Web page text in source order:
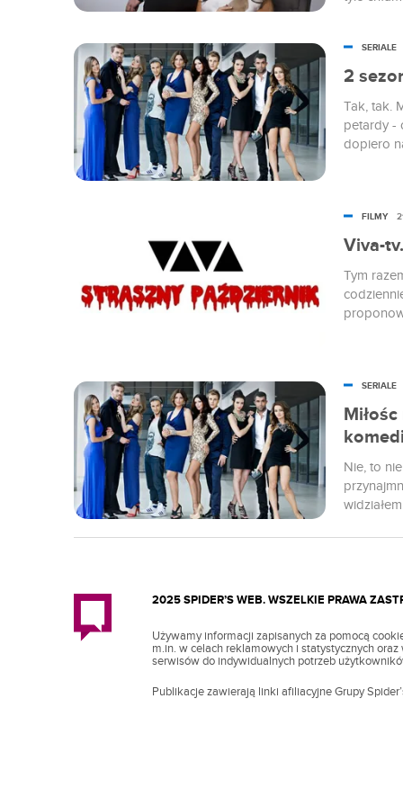
innym jak
zdjęć i
2
Tak, tak.
petardy -
dopiero
teraz
SERIALE
Viva-
Tym
FILMY
Nie, to
SERIALE
2025 SPIDER’S WEB. WSZELKIE PRAWA
Używamy informacji zapisanych za pomocą
m.in. w celach reklamowych i statystycznych
serwisów do indywidualnych potrzeb
Publikacje zawierają linki afiliacyjne Grupy